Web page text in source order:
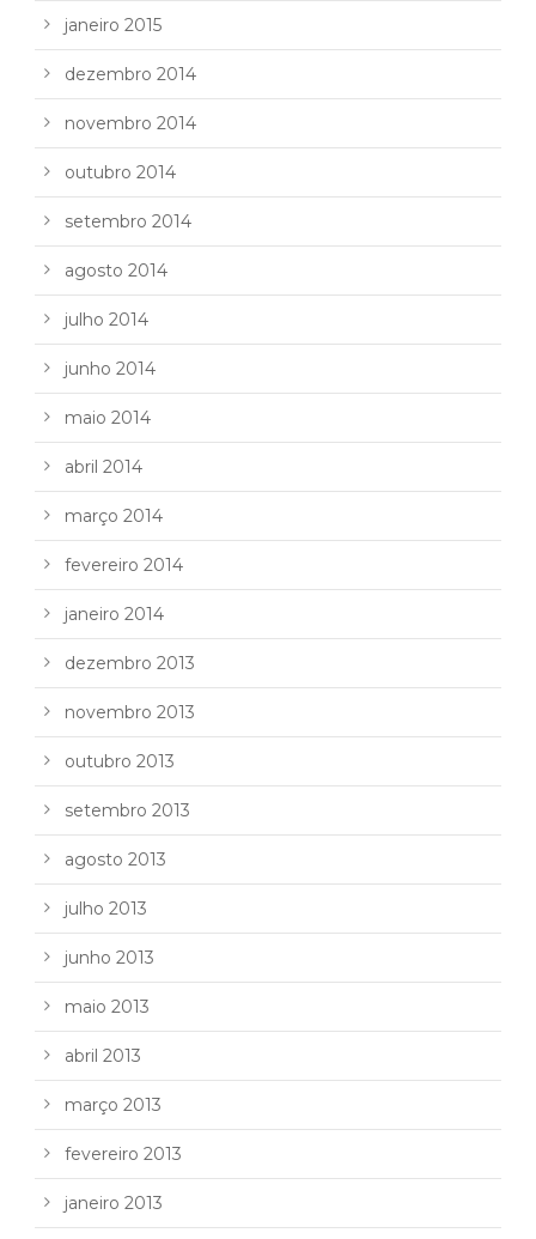
janeiro 2015
dezembro 2014
novembro 2014
outubro 2014
setembro 2014
agosto 2014
julho 2014
junho 2014
maio 2014
abril 2014
março 2014
fevereiro 2014
janeiro 2014
dezembro 2013
novembro 2013
outubro 2013
setembro 2013
agosto 2013
julho 2013
junho 2013
maio 2013
abril 2013
março 2013
fevereiro 2013
janeiro 2013